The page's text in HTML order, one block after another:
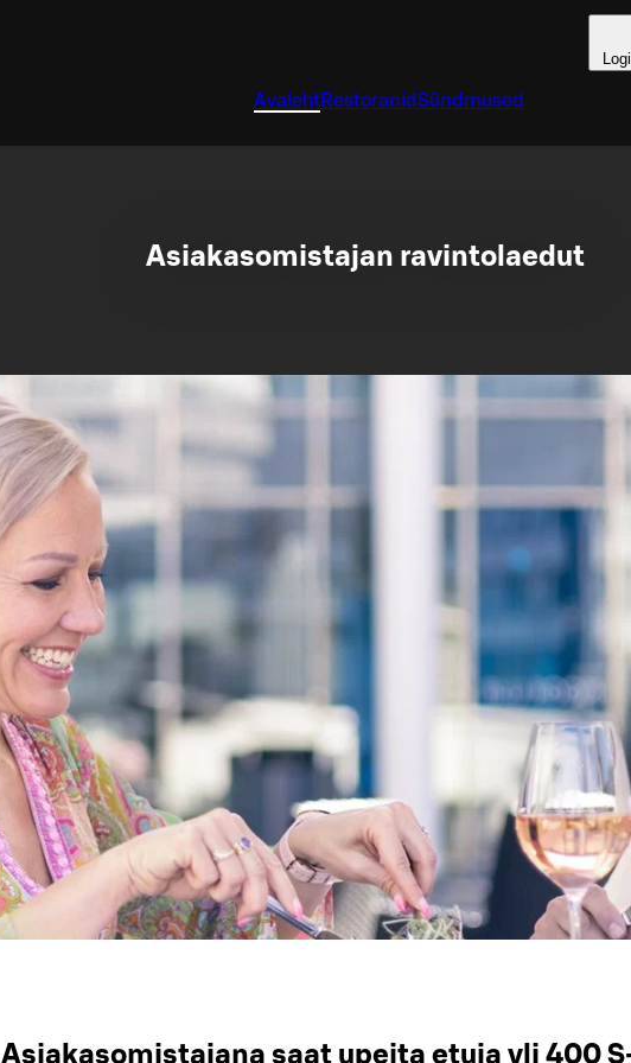
AvalehtRestoranidSündmused
Asiakasomistajan ravintolaedut
Asiakasomistajana saat upeita etuja yli 400